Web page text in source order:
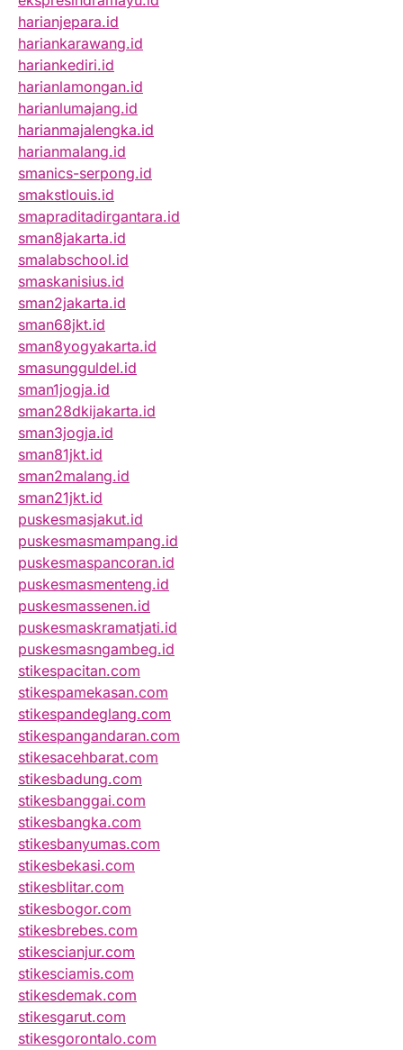
harianjepara.id
hariankarawang.id
hariankediri.id
harianlamongan.id
harianlumajang.id
harianmajalengka.id
harianmalang.id
smanics-serpong.id
smakstlouis.id
smapraditadirgantara.id
sman8jakarta.id
smalabschool.id
smaskanisius.id
sman2jakarta.id
sman68jkt.id
sman8yogyakarta.id
smasungguldel.id
sman1jogja.id
sman28dkijakarta.id
sman3jogja.id
sman81jkt.id
sman2malang.id
sman21jkt.id
puskesmasjakut.id
puskesmasmampang.id
puskesmaspancoran.id
puskesmasmenteng.id
puskesmassenen.id
puskesmaskramatjati.id
puskesmasngambeg.id
stikespacitan.com
stikespamekasan.com
stikespandeglang.com
stikespangandaran.com
stikesacehbarat.com
stikesbadung.com
stikesbanggai.com
stikesbangka.com
stikesbanyumas.com
stikesbekasi.com
stikesblitar.com
stikesbogor.com
stikesbrebes.com
stikescianjur.com
stikesciamis.com
stikesdemak.com
stikesgarut.com
stikesgorontalo.com